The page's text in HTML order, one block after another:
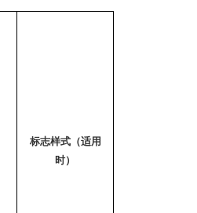
标志样式（适用
时）